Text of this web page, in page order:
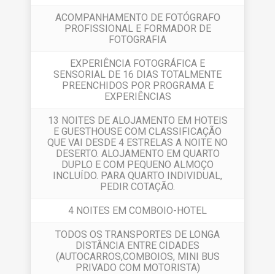
ACOMPANHAMENTO DE FOTÓGRAFO
PROFISSIONAL E FORMADOR DE
FOTOGRAFIA
EXPERIÊNCIA FOTOGRÁFICA E
SENSORIAL DE 16 DIAS TOTALMENTE
PREENCHIDOS POR PROGRAMA E
EXPERIÊNCIAS
13 NOITES DE ALOJAMENTO EM HOTEIS
E GUESTHOUSE COM CLASSIFICAÇÃO
QUE VAI DESDE 4 ESTRELAS A NOITE NO
DESERTO. ALOJAMENTO EM QUARTO
DUPLO E COM PEQUENO ALMOÇO
INCLUÍDO. PARA QUARTO INDIVIDUAL,
PEDIR COTAÇÃO.
4 NOITES EM COMBOIO-HOTEL
TODOS OS TRANSPORTES DE LONGA
DISTÂNCIA ENTRE CIDADES
(AUTOCARROS,COMBOIOS, MINI BUS
PRIVADO COM MOTORISTA)